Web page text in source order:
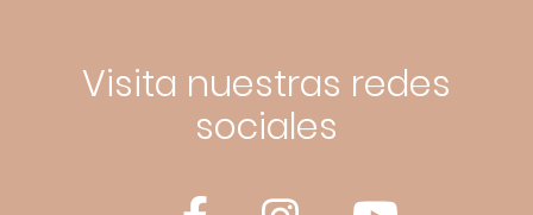
Visita nuestras redes
sociales